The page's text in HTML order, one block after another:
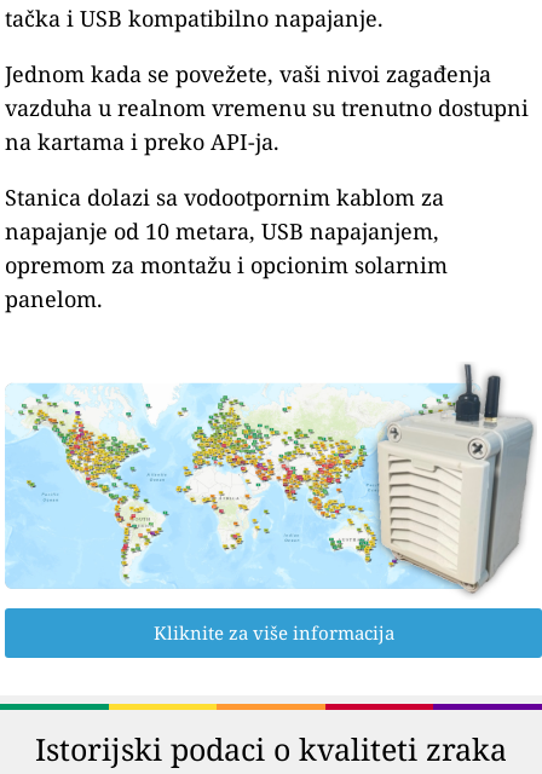
tačka i USB kompatibilno napajanje.
Jednom kada se povežete, vaši nivoi zagađenja
vazduha u realnom vremenu su trenutno dostupni
na kartama i preko API-ja.
Stanica dolazi sa vodootpornim kablom za
napajanje od 10 metara, USB napajanjem,
opremom za montažu i opcionim solarnim
panelom.
Kliknite za više informacija
Istorijski podaci o kvaliteti zraka